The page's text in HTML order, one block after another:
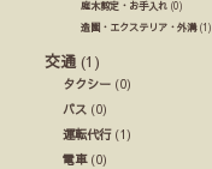
庭木剪定・お手入れ (0)
造園・エクステリア・外溝(1)
交通 (1)
タクシー (0)
バス (0)
運転代行(1)
電車(0)